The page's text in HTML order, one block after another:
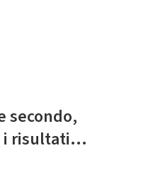
secondo,
i risultati...